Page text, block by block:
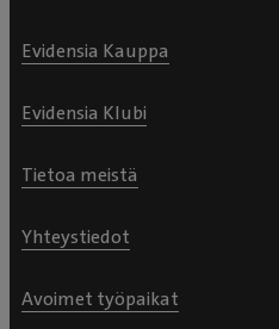
Evidensia Kauppa
Evidensia Klubi
Tietoa meistä
Yhteystiedot
Avoimet työpaikat